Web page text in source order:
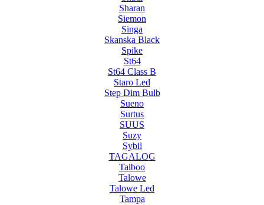
Sharan
Siemon
Singa
Skanska Black
Spike
St64
St64 Class B
Staro Led
Step Dim Bulb
Sueno
Surtus
SUUS
Suzy
Sybil
TAGALOG
Talboo
Talowe
Talowe Led
Tampa